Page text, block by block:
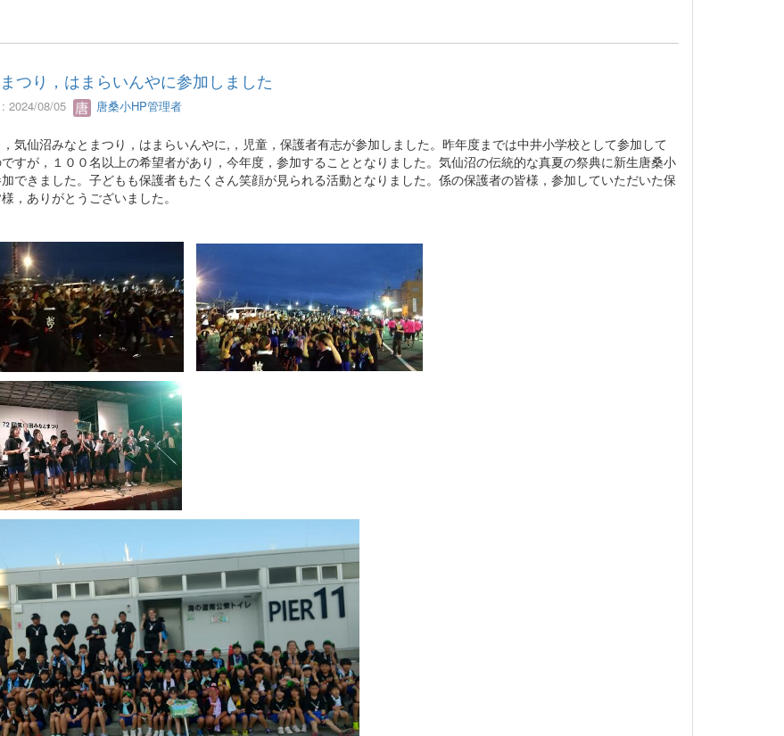
つり，はまらいんやに参加しました
2024/08/05 唐桑小HP管理者
，気仙沼みなとまつり，はまらいんやに,，児童，保護者有志が参加しました。昨年度までは中井小学校として参加して
すが，１００名以上の希望者があり，今年度，参加することとなりました。気仙沼の伝統的な真夏の祭典に新生唐桑小
できました。子どもも保護者もたくさん笑顔が見られる活動となりました。係の保護者の皆様，参加していただいた保
，ありがとうございました。